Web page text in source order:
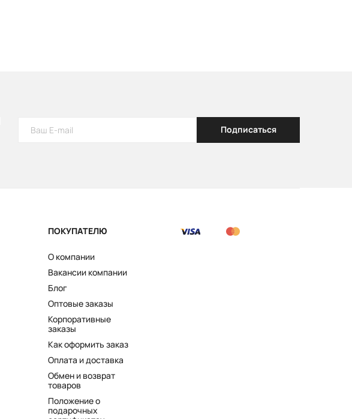
Подписаться
ПОКУПАТЕЛЮ
О компании
Вакансии компании
Блог
Оптовые заказы
Корпоративные
заказы
Как оформить заказ
Оплата и доставка
Обмен и возврат
товаров
Положение о
подарочных